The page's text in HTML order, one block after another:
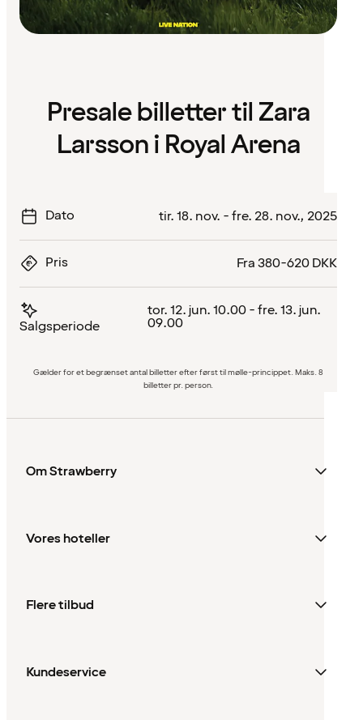
Presale billetter til Zara
Larsson i Royal Arena
Dato tir. 18. nov. - fre. 28. nov., 2025
Pris Fra 380-620 DKK
Salgsperiode
tor. 12. jun. 10.00 - fre. 13. jun.
09.00
Gælder for et begrænset antal billetter efter først til mølle-princippet. Maks. 8
billetter pr. person.
Om Strawberry
Vores hoteller
Flere tilbud
Kundeservice